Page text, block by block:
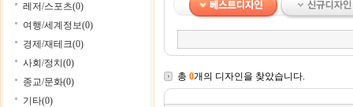
레저/스포츠(0)
여행/세계정보(0)
경제/재테크(0)
사회/정치(0)
종교/문화(0)
기타(0)
총 0개의 디자인을 찾았습니다.